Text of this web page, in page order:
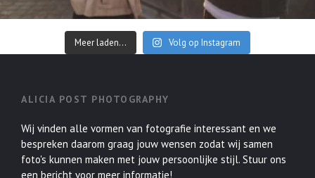
Meer laden... Volg op Instagram
ALICIA POST PHOTOGRAPHY
Wij vinden alle vormen van fotografie interessant en we
bespreken daarom graag jouw wensen zodat wij samen
foto's kunnen maken met jouw persoonlijke stijl. Stuur ons
een bericht voor meer informatie!